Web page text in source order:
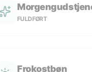
FULDFØRT
Frokostbøn